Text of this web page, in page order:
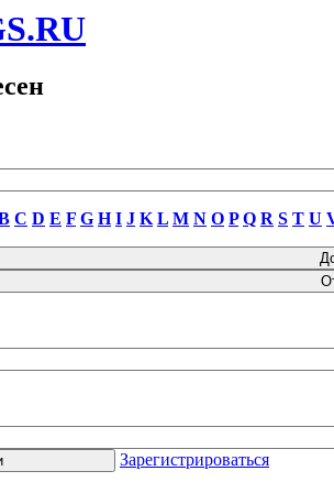
C D E F G H I J K L M N O P Q R S T U
Зарегистрироваться